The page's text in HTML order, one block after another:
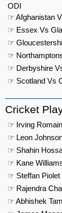
ODI
☞ Afghanistan
☞ Essex Vs
☞
☞
☞ Derbyshire
☞ Scotland Vs
Cricket
☞ Irving
☞ Leon
☞ Shahin
☞ Kane
☞ Steffan Piolet
☞ Rajendra
☞ Abhishek